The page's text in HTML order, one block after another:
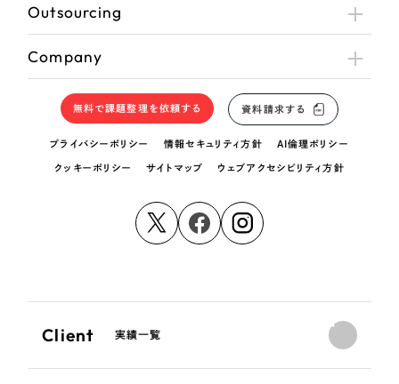
Outsourcing
Company
無料で課題整理を依頼する 資料請求する
プライバシーポリシー 情報セキュリティ方針 AI倫理ポリシー
クッキーポリシー サイトマップ ウェブアクセシビリティ方針
Client 実績一覧